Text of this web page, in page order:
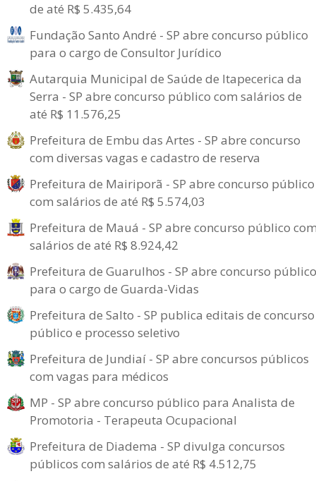
de até R$ 5.435,64
Fundação Santo André - SP abre concurso público
para o cargo de Consultor Jurídico
Autarquia Municipal de Saúde de Itapecerica da
Serra - SP abre concurso público com salários de
até R$ 11.576,25
Prefeitura de Embu das Artes - SP abre concurso
com diversas vagas e cadastro de reserva
Prefeitura de Mairiporã - SP abre concurso público
com salários de até R$ 5.574,03
Prefeitura de Mauá - SP abre concurso público
salários de até R$ 8.924,42
Prefeitura de Guarulhos - SP abre concurso público
para o cargo de Guarda-Vidas
Prefeitura de Salto - SP publica editais de concurso
público e processo seletivo
Prefeitura de Jundiaí - SP abre concursos públicos
com vagas para médicos
MP - SP abre concurso público para Analista de
Promotoria - Terapeuta Ocupacional
Prefeitura de Diadema - SP divulga concursos
públicos com salários de até R$ 4.512,75